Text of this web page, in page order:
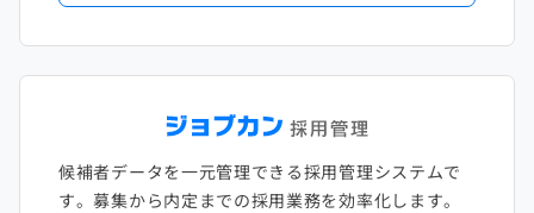
候補者データを一元管理できる採用管理システムで
す。募集から内定までの採用業務を効率化します。